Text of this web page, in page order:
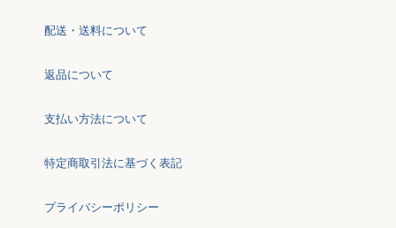
配送・送料について
返品について
支払い方法について
特定商取引法に基づく表記
プライバシーポリシー